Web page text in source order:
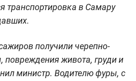
транспортировка в Самару
получили черепно-
живота, груди и
министр. Водителю фуры, с